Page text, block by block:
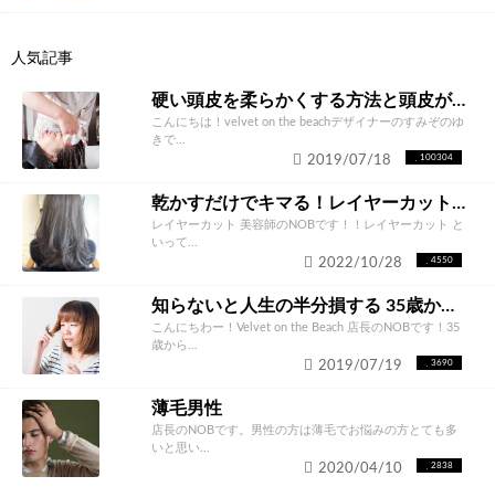
人気記事
硬い頭皮を柔らかくする方法と頭皮が硬くなってしまう原因
こんにちは！velvet on the beachデザイナーのすみぞのゆ
きで...
100304
2019/07/18
乾かすだけでキマる！レイヤーカット で毎日のスタイリングも楽に！！
レイヤーカット 美容師のNOBです！！レイヤーカット と
いって...
4550
2022/10/28
知らないと人生の半分損する 35歳からのオシャレな白髪ぼかし
こんにちわー！Velvet on the Beach 店長のNOBです！35
歳から...
3690
2019/07/19
薄毛男性
店長のNOBです。男性の方は薄毛でお悩みの方とても多
いと思い...
2838
2020/04/10